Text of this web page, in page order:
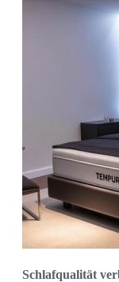
Schlafqualität